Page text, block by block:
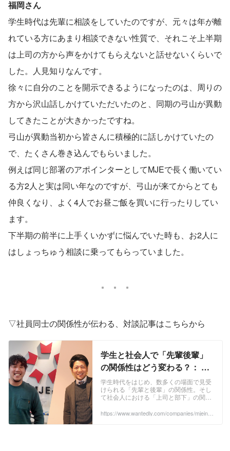
福岡さん
学生時代は先輩に相談をしていたのですが、元々は年が離
れている方にあまり相談できない性質で、それこそ上半期
は上司の方から声をかけてもらえないと話せないくらいで
した。人見知りなんです。
徐々に自分のことを開示できるようになったのは、周りの
方から沢山話しかけていただいたのと、同期の弓山が異動
してきたことが大きかったですね。
弓山が異動当初から皆さんに積極的に話しかけていたの
で、たくさん巻き込んでもらいました。
例えば同じ部署のアポインターとしてMJEで長く働いてい
る方2人と実は同い年なのですが、弓山が来てからとても
仲良くなり、よく4人でお昼ご飯を買いに行ったりしてい
ます。
下半期の前半に上手くいかずに悩んでいた時も、お2人に
はしょっちゅう相談に乗ってもらっていました。
▽社員同士の関係性が伝わる、対談記事はこちらから
学生と社会人で「先輩後輩」
の関係性はどう変わる？： 営
業部の上司部下クロストー
ク！ | 株式会社MJE
学生時代をはじめ、数多くの場面で見受
けられる「先輩と後輩」の関係性。そし
て社会人における「上司と部下」の関係
か？ 今回は、入社前からの先輩後輩同士
https://www.wantedly.com/companies/mjeinc/